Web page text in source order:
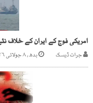
امریکی فوج کے ایران کے خلاف
جرات ڈیسک بدھ, ۸ جولائی ۲۰۲۶